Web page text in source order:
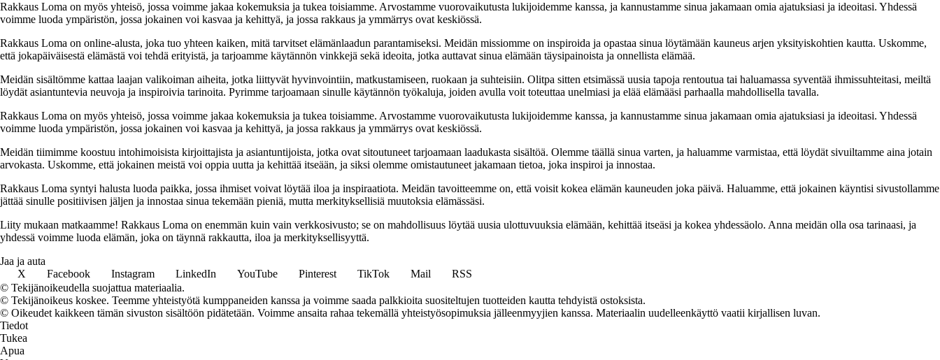
Rakkaus Loma on myös yhteisö, jossa voimme jakaa kokemuksia ja tukea toisiamme. Arvostamme vuorovaikutusta lukijoidemme kanssa, ja kannustamme sinua jakamaan omia ajatuksiasi ja ideoitasi. Yhdessä
voimme luoda ympäristön, jossa jokainen voi kasvaa ja kehittyä, ja jossa rakkaus ja ymmärrys ovat keskiössä.
Rakkaus Loma on online-alusta, joka tuo yhteen kaiken, mitä tarvitset elämänlaadun parantamiseksi. Meidän missiomme on inspiroida ja opastaa sinua löytämään kauneus arjen yksityiskohtien kautta. Uskomme,
että jokapäiväisestä elämästä voi tehdä erityistä, ja tarjoamme käytännön vinkkejä sekä ideoita, jotka auttavat sinua elämään täysipainoista ja onnellista elämää.
Meidän sisältömme kattaa laajan valikoiman aiheita, jotka liittyvät hyvinvointiin, matkustamiseen, ruokaan ja suhteisiin. Olitpa sitten etsimässä uusia tapoja rentoutua tai haluamassa syventää ihmissuhteitasi, meiltä
löydät asiantuntevia neuvoja ja inspiroivia tarinoita. Pyrimme tarjoamaan sinulle käytännön työkaluja, joiden avulla voit toteuttaa unelmiasi ja elää elämääsi parhaalla mahdollisella tavalla.
Rakkaus Loma on myös yhteisö, jossa voimme jakaa kokemuksia ja tukea toisiamme. Arvostamme vuorovaikutusta lukijoidemme kanssa, ja kannustamme sinua jakamaan omia ajatuksiasi ja ideoitasi. Yhdessä
voimme luoda ympäristön, jossa jokainen voi kasvaa ja kehittyä, ja jossa rakkaus ja ymmärrys ovat keskiössä.
Meidän tiimimme koostuu intohimoisista kirjoittajista ja asiantuntijoista, jotka ovat sitoutuneet tarjoamaan laadukasta sisältöä. Olemme täällä sinua varten, ja haluamme varmistaa, että löydät sivuiltamme aina jotain
arvokasta. Uskomme, että jokainen meistä voi oppia uutta ja kehittää itseään, ja siksi olemme omistautuneet jakamaan tietoa, joka inspiroi ja innostaa.
Rakkaus Loma syntyi halusta luoda paikka, jossa ihmiset voivat löytää iloa ja inspiraatiota. Meidän tavoitteemme on, että voisit kokea elämän kauneuden joka päivä. Haluamme, että jokainen käyntisi sivustollamme
jättää sinulle positiivisen jäljen ja innostaa sinua tekemään pieniä, mutta merkityksellisiä muutoksia elämässäsi.
Liity mukaan matkaamme! Rakkaus Loma on enemmän kuin vain verkkosivusto; se on mahdollisuus löytää uusia ulottuvuuksia elämään, kehittää itseäsi ja kokea yhdessäolo. Anna meidän olla osa tarinaasi, ja
yhdessä voimme luoda elämän, joka on täynnä rakkautta, iloa ja merkityksellisyyttä.
Jaa ja auta
X
Facebook Instagram LinkedIn YouTube Pinterest TikTok Mail
RSS
© Tekijänoikeudella suojattua materiaalia.
© Tekijänoikeus koskee. Teemme yhteistyötä kumppaneiden kanssa ja voimme saada palkkioita suositeltujen tuotteiden kautta tehdyistä ostoksista.
© Oikeudet kaikkeen tämän sivuston sisältöön pidätetään. Voimme ansaita rahaa tekemällä yhteistyösopimuksia jälleenmyyjien kanssa. Materiaalin uudelleenkäyttö vaatii kirjallisen luvan.
Tiedot
Tukea
Apua